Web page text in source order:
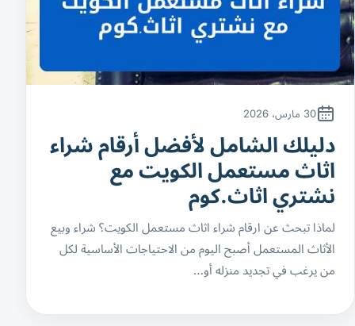
30 مارس، 2026
دليلك الشامل لأفضل أرقام شراء
اثاث مستعمل الكويت مع
نشتري اثاث.كوم
لماذا تبحث عن ارقام شراء اثاث مستعمل الكويت؟ شراء وبيع
الأثاث المستعمل أصبح اليوم من الاحتياجات الأساسية لكل
من يرغب في تجديد منزله أو…